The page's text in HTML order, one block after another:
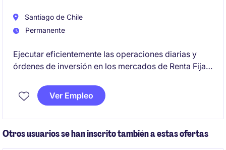
Santiago de Chile
Permanente
Ejecutar eficientemente las operaciones diarias y
órdenes de inversión en los mercados de Renta Fija
cumplimiento de los límites normativos e internos y
desarrollando herramientas de análisis y ejecución,
compañía.
Ver Empleo
Otros usuarios se han inscrito también a estas ofertas